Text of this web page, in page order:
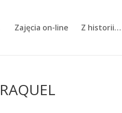
Zajęcia on-line Z historii…